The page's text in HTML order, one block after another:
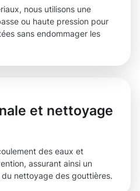
nous utilisons une
ou haute pression pour
sans endommager les
et nettoyage
des eaux et
assurant ainsi un
nettoyage des gouttières.